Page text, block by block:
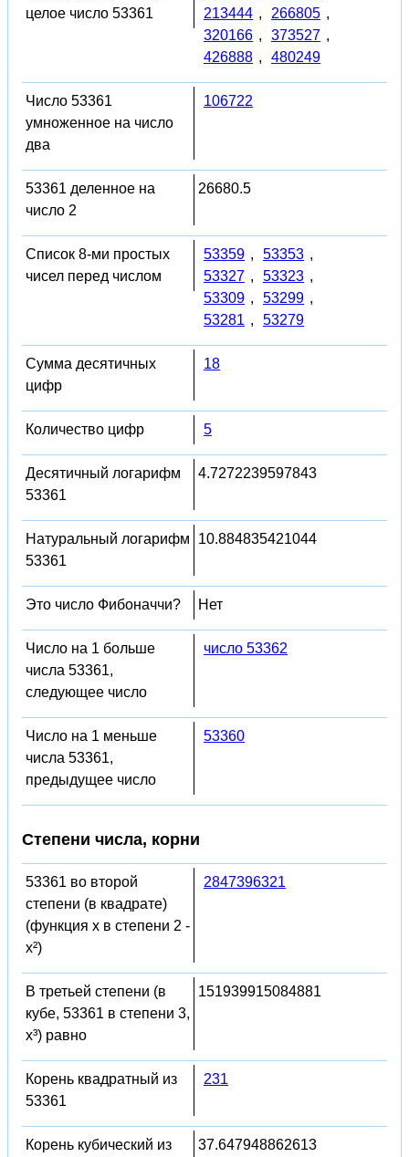
целое число 53361
213444 , 266805 ,
320166 , 373527 ,
426888 , 480249
Число 53361
умноженное на число
два
106722
53361 деленное на
число 2
26680.5
Список 8-ми простых
чисел перед числом
53359 , 53353 ,
53327 , 53323 ,
53309 , 53299 ,
53281 , 53279
Сумма десятичных
цифр
18
Количество цифр 5
Десятичный логарифм
53361
4.7272239597843
Натуральный логарифм
53361
10.884835421044
Это число Фибоначчи? Нет
Число на 1 больше
числа 53361,
следующее число
число 53362
Число на 1 меньше
числа 53361,
предыдущее число
53360
Степени числа, корни
53361 во второй
степени (в квадрате)
(функция x в степени 2 -
x²)
2847396321
В третьей степени (в
кубе, 53361 в степени 3,
x³) равно
151939915084881
Корень квадратный из
53361
231
Корень кубический из
37.647948862613